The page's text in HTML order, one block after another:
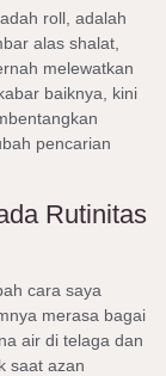
roll, adalah
alas shalat,
melewatkan
baiknya, kini
pencarian
Rutinitas
cara saya
merasa bagai
air di telaga dan
saat azan